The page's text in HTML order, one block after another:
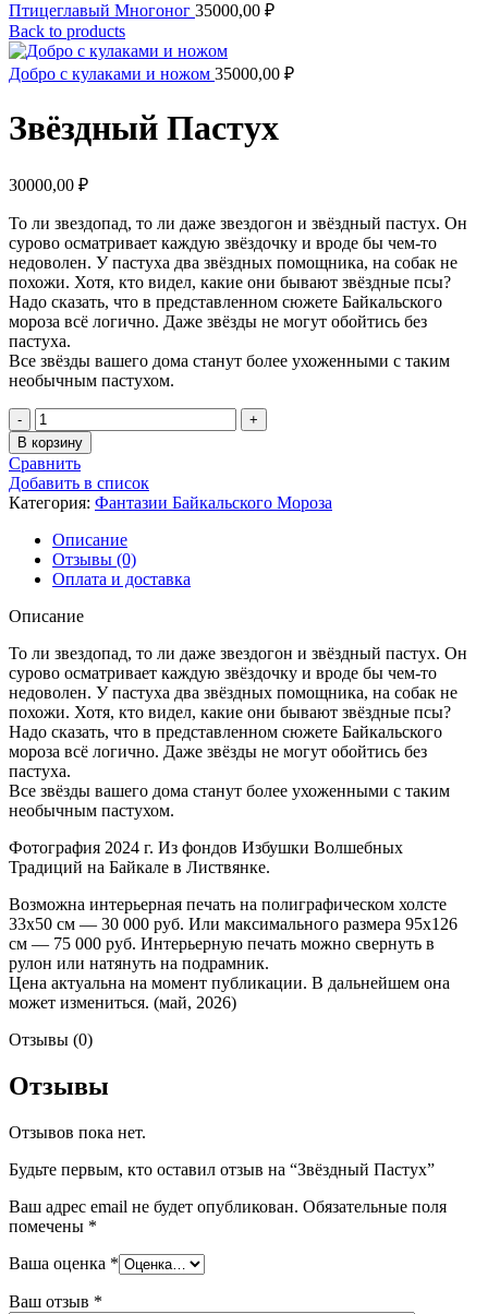
Птицеглавый Многоног 35000,00 ₽
Back to products
Добро с кулаками и ножом 35000,00 ₽
Звёздный Пастух
30000,00 ₽
То ли звездопад, то ли даже звездогон и звёздный пастух. Он
сурово осматривает каждую звёздочку и вроде бы чем-то
недоволен. У пастуха два звёздных помощника, на собак не
похожи. Хотя, кто видел, какие они бывают звёздные псы?
Надо сказать, что в представленном сюжете Байкальского
мороза всё логично. Даже звёзды не могут обойтись без
пастуха.
Все звёзды вашего дома станут более ухоженными с таким
необычным пастухом.
Количество
товара
Звёздный
Пастух
В корзину
Сравнить
Добавить в список
Категория: Фантазии Байкальского Мороза
Описание
Отзывы (0)
Оплата и доставка
Описание
То ли звездопад, то ли даже звездогон и звёздный пастух. Он
сурово осматривает каждую звёздочку и вроде бы чем-то
недоволен. У пастуха два звёздных помощника, на собак не
похожи. Хотя, кто видел, какие они бывают звёздные псы?
Надо сказать, что в представленном сюжете Байкальского
мороза всё логично. Даже звёзды не могут обойтись без
пастуха.
Все звёзды вашего дома станут более ухоженными с таким
необычным пастухом.
Фотография 2024 г. Из фондов Избушки Волшебных
Традиций на Байкале в Листвянке.
Возможна интерьерная печать на полиграфическом холсте
33х50 см — 30 000 руб. Или максимального размера 95х126
см — 75 000 руб. Интерьерную печать можно свернуть в
рулон или натянуть на подрамник.
Цена актуальна на момент публикации. В дальнейшем она
может измениться. (май, 2026)
Отзывы (0)
Отзывы
Отзывов пока нет.
Будьте первым, кто оставил отзыв на “Звёздный Пастух”
Ваш адрес email не будет опубликован. Обязательные поля
помечены *
Ваша оценка *
Ваш отзыв *